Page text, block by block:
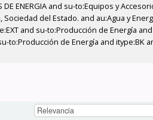
ENERGIA and su-to:Equipos y
del Estado. and au:Agua y
and su-to:Producción de Energía
to:Producción de Energía and itype:BK